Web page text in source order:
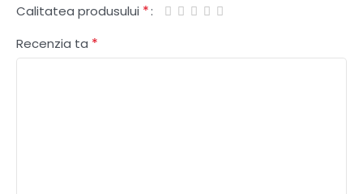
Calitatea produsului *
Recenzia ta *